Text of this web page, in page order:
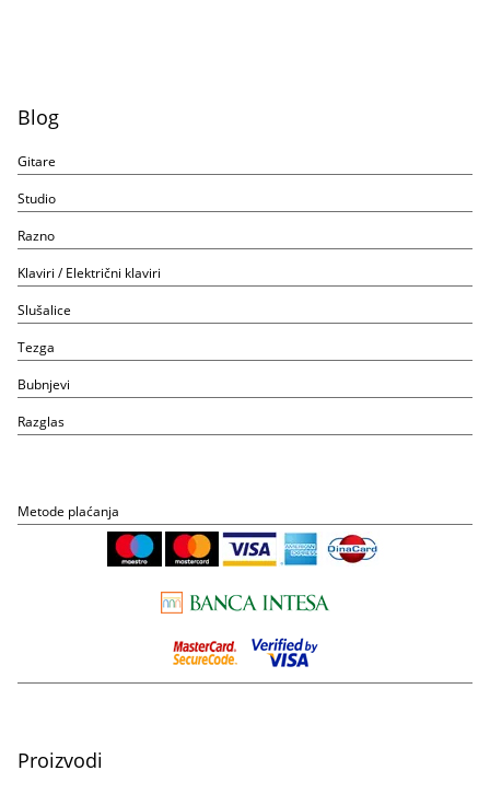
Blog
Gitare
Studio
Razno
Klaviri / Električni klaviri
Slušalice
Tezga
Bubnjevi
Razglas
Metode plaćanja
Proizvodi